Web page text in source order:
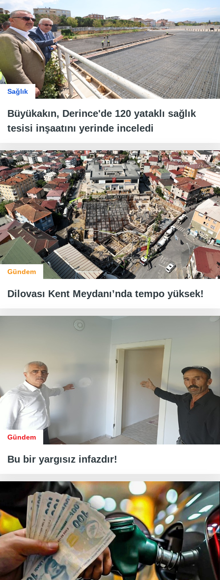
Sağlık
Büyükakın, Derince'de 120 yataklı sağlık
tesisi inşaatını yerinde inceledi
Gündem
Dilovası Kent Meydanı’nda tempo yüksek!
Gündem
Bu bir yargısız infazdır!